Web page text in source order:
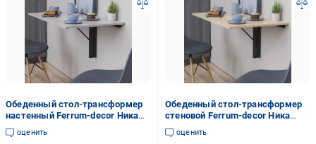
Обеденный стол-трансформер
настенный Ferrum-decor Ника
металл/ДСП 16 мм 420x900x500
мм Черный/Бетон (FRD-105170)
оценить
Обеденный стол-трансформер
стеновой Ferrum-decor Ника
металл/ДСП 16 мм 420x900x500
мм Черный/Дуб Сан-Марино
оценить